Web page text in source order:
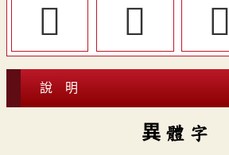
󲵰
𤻇 󲵮
說 明
異 體 字